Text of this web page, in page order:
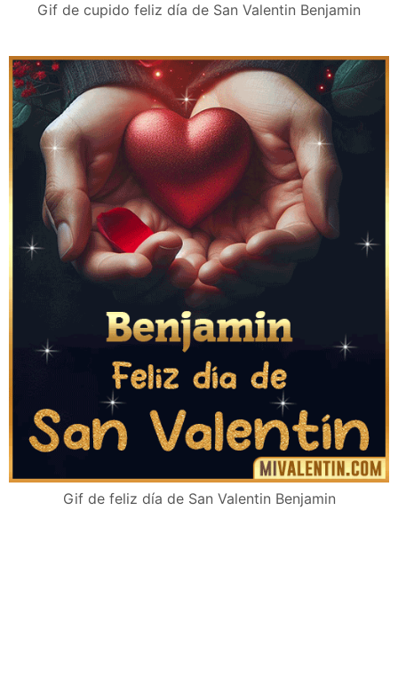
Gif de cupido feliz día de San Valentin Benjamin
Gif de feliz día de San Valentin Benjamin